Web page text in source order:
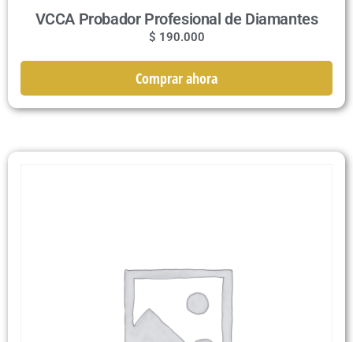
VCCA Probador Profesional de Diamantes
$ 190.000
Comprar ahora